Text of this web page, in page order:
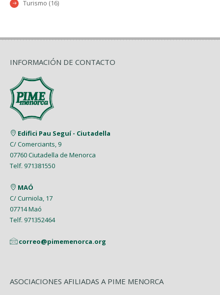
Turismo (16)
INFORMACIÓN DE CONTACTO
Edifici Pau Seguí - Ciutadella
C/ Comerciants, 9
07760 Ciutadella de Menorca
Telf. 971381550
MAÓ
C/ Curniola, 17
07714 Maó
Telf. 971352464
correo@pimemenorca.org
ASOCIACIONES AFILIADAS A PIME MENORCA